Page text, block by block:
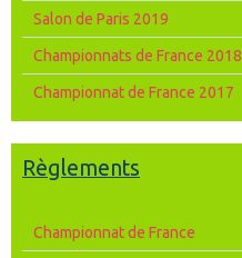
Salon de Paris 2019
Championnats de France 2018
Championnat de France 2017
Règlements
Championnat de France